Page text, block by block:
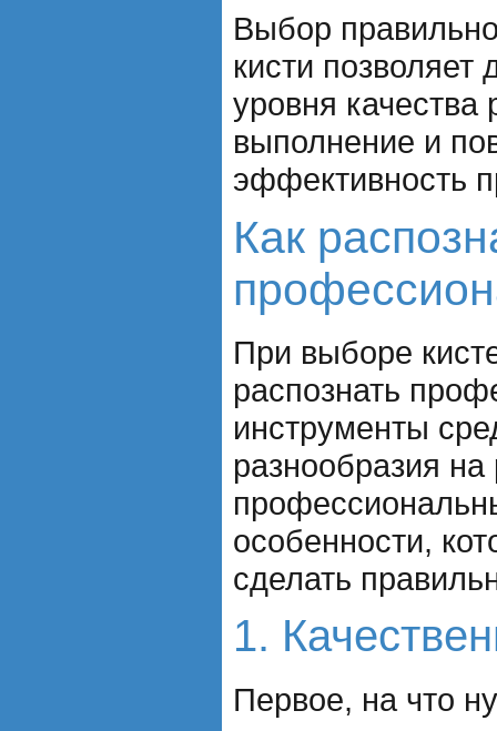
Выбор
кисти позволяет
уровня качества
выполнение и
эффективность
Как
При выборе
распознать
инструменты
разнообразия
особенности,
сделать
1.
Первое, на что